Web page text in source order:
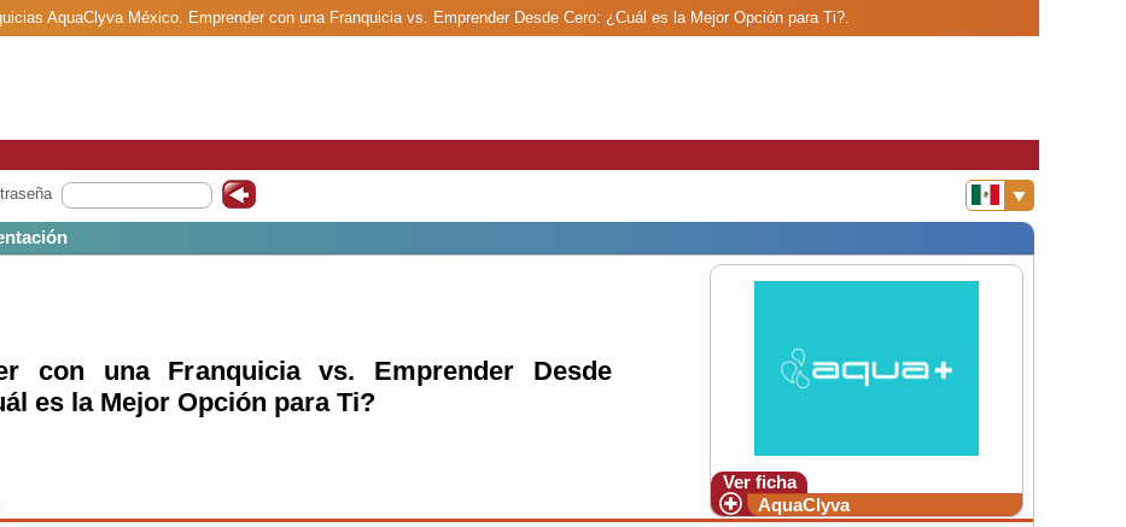
AquaClyva México. Emprender con una Franquicia vs. Emprender Desde Cero: ¿Cuál es la Mejor Opción para Ti?.
Ver ficha
AquaClyva
con una Franquicia vs. Emprender Desde
es la Mejor Opción para Ti?